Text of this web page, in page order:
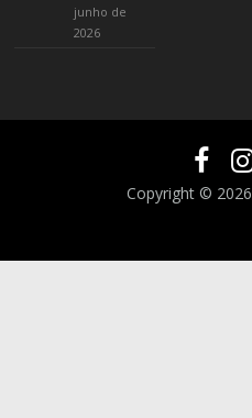
junho de
2026
Copyright © 2026